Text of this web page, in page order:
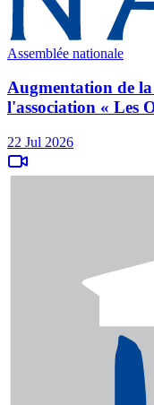
Assemblée nationale
Augmentation de
l'association « Les
22 Jul 2026